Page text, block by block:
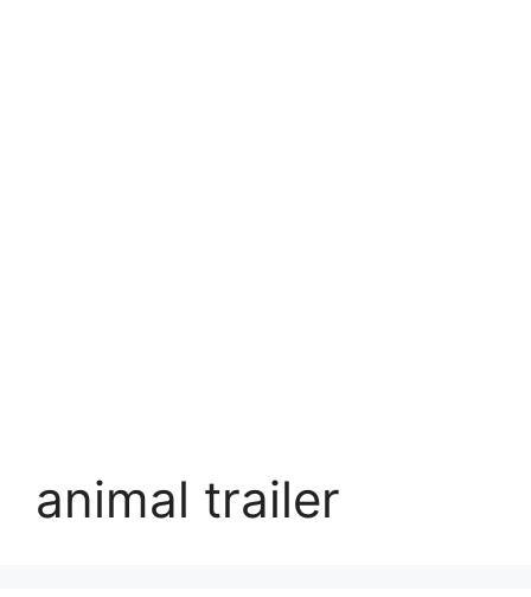
animal trailer